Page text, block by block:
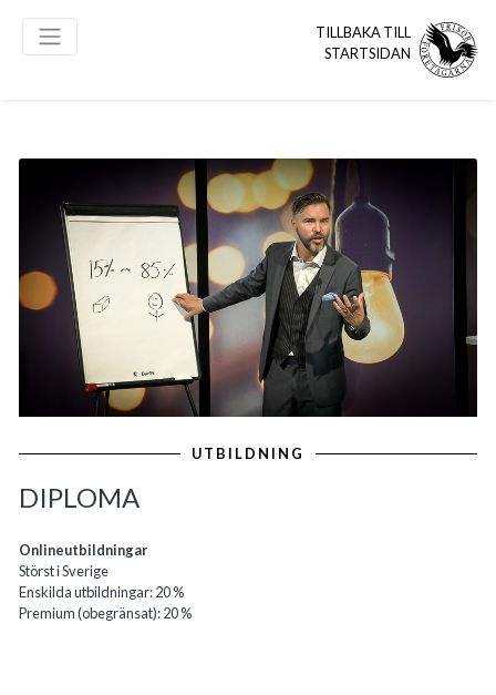
TILLBAKA TILL
STARTSIDAN
UTBILDNING
DIPLOMA
Onlineutbildningar
Störst i Sverige
Enskilda utbildningar: 20 %
Premium (obegränsat): 20 %